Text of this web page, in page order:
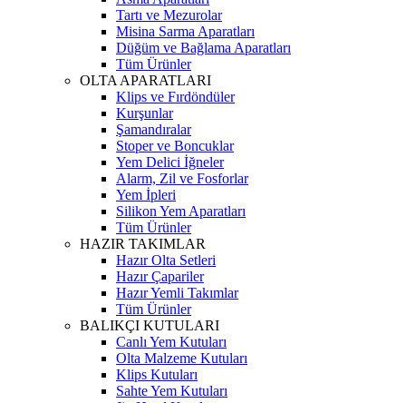
Tartı ve Mezurolar
Misina Sarma Aparatları
Düğüm ve Bağlama Aparatları
Tüm Ürünler
OLTA APARATLARI
Klips ve Fırdöndüler
Kurşunlar
Şamandıralar
Stoper ve Boncuklar
Yem Delici İğneler
Alarm, Zil ve Fosforlar
Yem İpleri
Silikon Yem Aparatları
Tüm Ürünler
HAZIR TAKIMLAR
Hazır Olta Setleri
Hazır Çapariler
Hazır Yemli Takımlar
Tüm Ürünler
BALIKÇI KUTULARI
Canlı Yem Kutuları
Olta Malzeme Kutuları
Klips Kutuları
Sahte Yem Kutuları